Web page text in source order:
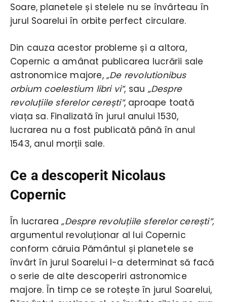
Soare, planetele și stelele nu se învârteau în
jurul Soarelui în orbite perfect circulare.
Din cauza acestor probleme și a altora,
Copernic a amânat publicarea lucrării sale
astronomice majore,„De revolutionibus
orbium coelestium libri vi”, sau „Despre
revoluțiile sferelor cerești”, aproape toată
viața sa. Finalizată în jurul anului 1530,
lucrarea nu a fost publicată până în anul
1543, anul morții sale.
Ce a descoperit Nicolaus
Copernic
În lucrarea„Despre revoluțiile sferelor cerești”,
argumentul revoluționar al lui Copernic
conform căruia Pământul și planetele se
învârt în jurul Soarelui l-a determinat să facă
o serie de alte descoperiri astronomice
majore. În timp ce se rotește în jurul Soarelui,